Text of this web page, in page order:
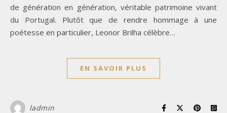
de génération en génération, véritable patrimoine vivant
du Portugal. Plutôt que de rendre hommage à une
poétesse en particulier, Leonor Brilha célèbre…
EN SAVOIR PLUS
ladmin